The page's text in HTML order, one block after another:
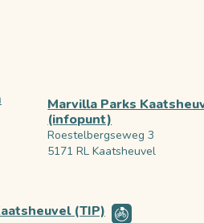
Marvilla Parks
(infopunt)
Roestelbergseweg 3
5171 RL Kaatsheuvel
(TIP)